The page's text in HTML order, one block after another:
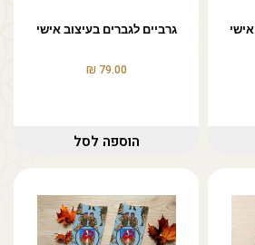
גרביים לגברים בעיצוב אישי
79.00
₪
הוספה לסל